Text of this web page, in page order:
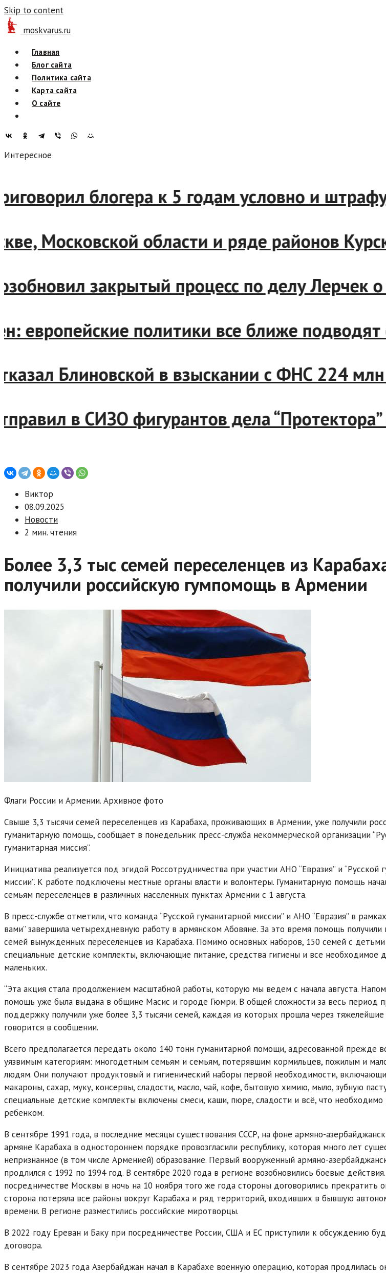
Skip to content
moskvarus.ru
Главная
Блог сайта
Политика сайта
Карта сайта
О сайте
Интересное
приговорил блогера к 5 годам условно и
Московской области и ряде районов
возобновил закрытый процесс по делу
европейские политики все ближе
отказал Блиновской в взыскании с ФНС 224
отправил в СИЗО фигурантов дела
Виктор
08.09.2025
Новости
2 мин. чтения
Более 3,3 тыс семей переселенцев из
получили российскую гумпомощь в Армении
Флаги России и Армении. Архивное фото
Свыше 3,3 тысячи семей переселенцев из Карабаха, проживающих в Армении, уже получили
гуманитарную помощь, сообщает в понедельник пресс-служба некоммерческой организации
гуманитарная миссия”.
Инициатива реализуется под эгидой Россотрудничества при участии АНО “Евразия” и “Русской
миссии”. К работе подключены местные органы власти и волонтеры. Гуманитарную помощь
семьям переселенцев в различных населенных пунктах Армении с 1 августа.
В пресс-службе отметили, что команда “Русской гуманитарной миссии” и АНО “Евразия” в
вами” завершила четырехдневную работу в армянском Абовяне. За это время помощь получили
семей вынужденных переселенцев из Карабаха. Помимо основных наборов, 150 семей с детьми
специальные детские комплекты, включающие питание, средства гигиены и все необходимое
маленьких.
“Эта акция стала продолжением масштабной работы, которую мы ведем с начала августа.
помощь уже была выдана в общине Масис и городе Гюмри. В общей сложности за весь период
поддержку получили уже более 3,3 тысячи семей, каждая из которых прошла через тяжелейшие
говорится в сообщении.
Всего предполагается передать около 140 тонн гуманитарной помощи, адресованной прежде
уязвимым категориям: многодетным семьям и семьям, потерявшим кормильцев, пожилым и
людям. Они получают продуктовый и гигиенический наборы первой необходимости,
макароны, сахар, муку, консервы, сладости, масло, чай, кофе, бытовую химию, мыло, зубную
специальные детские комплекты включены смеси, каши, пюре, сладости и всё, что необходимо
ребенком.
В сентябре 1991 года, в последние месяцы существования СССР, на фоне армяно-
армяне Карабаха в одностороннем порядке провозгласили республику, которая много лет
непризнанное (в том числе Арменией) образование. Первый вооруженный армяно-
продлился с 1992 по 1994 год. В сентябре 2020 года в регионе возобновились боевые
посредничестве Москвы в ночь на 10 ноября того же года стороны договорились прекратить
сторона потеряла все районы вокруг Карабаха и ряд территорий, входивших в бывшую
времени. В регионе разместились российские миротворцы.
В 2022 году Ереван и Баку при посредничестве России, США и ЕС приступили к обсуждению
договора.
В сентябре 2023 года Азербайджан начал в Карабахе военную операцию, которая продлилась